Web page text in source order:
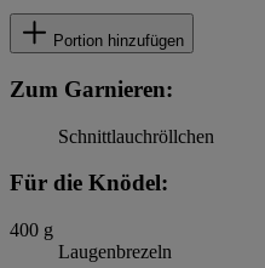
Portion hinzufügen
Zum Garnieren:
Schnittlauchröllchen
Für die Knödel:
400 g
Laugenbrezeln